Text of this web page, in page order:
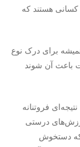
کسانی هستند که
برای درک نوع
باعث آن شوند
فروتنانه
درستی
دستخوش